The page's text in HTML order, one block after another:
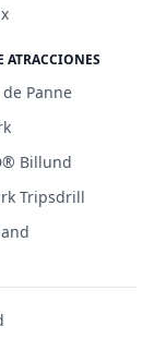
ATRACCIONES
Panne
Billund
Tripsdrill